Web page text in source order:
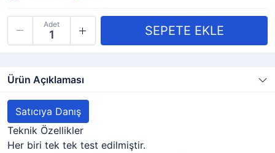
Adet
Ürün Açıklaması
Satıcıya Danış
Teknik Özellikler
Her biri tek tek test edilmiştir.